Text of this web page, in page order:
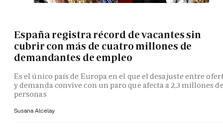
España registra récord de vacantes sin
cubrir con más de cuatro millones de
demandantes de empleo
Es el único país de Europa en el que el desajuste entre
y demanda convive con un paro que afecta a 2,3 millones
personas
Susana Alcelay